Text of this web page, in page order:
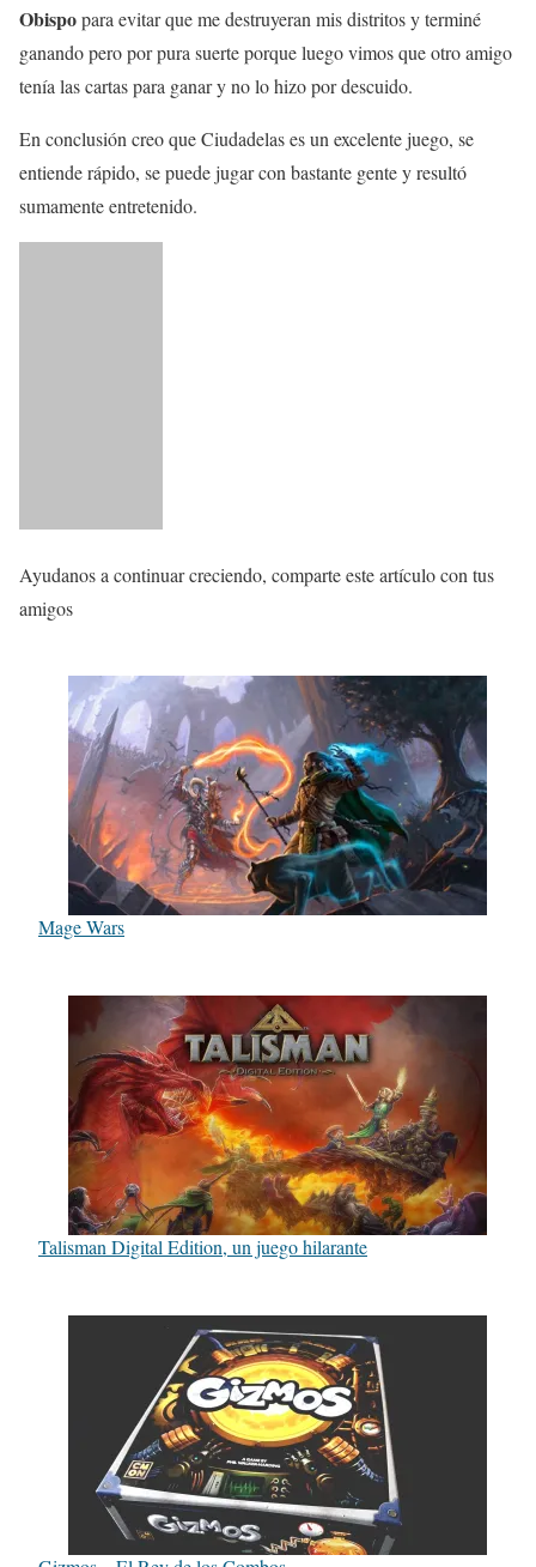
Obispopara evitar que me destruyeran mis distritos y terminé
ganando pero por pura suerte porque luego vimos que otro amigo
tenía las cartas para ganar y no lo hizo por descuido.
En conclusión creo que Ciudadelas es un excelente juego, se
entiende rápido, se puede jugar con bastante gente y resultó
sumamente entretenido.
Ayudanos a continuar creciendo, comparte este artículo con tus
amigos
Mage Wars
Talisman Digital Edition, un juego hilarante